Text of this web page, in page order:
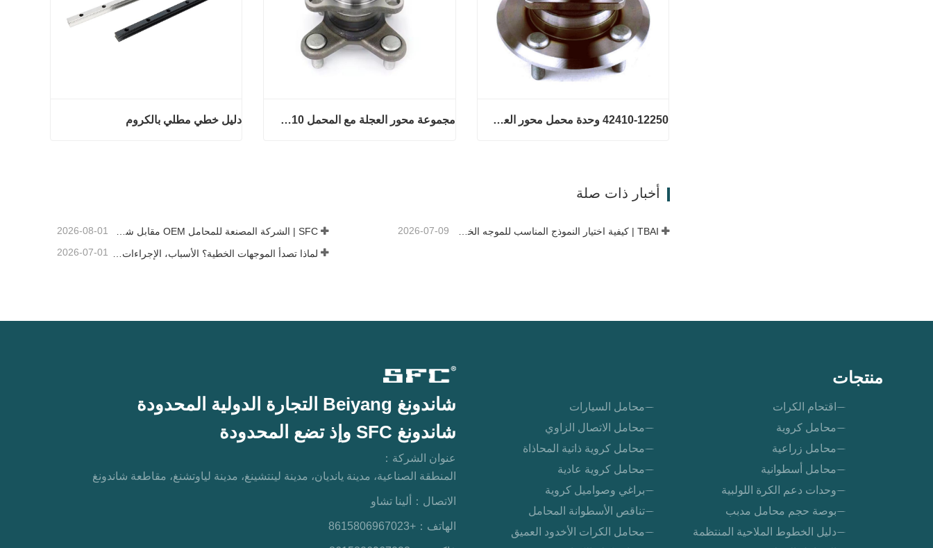
دليل خطي مطلي بالكروم مجموعة محور العجلة مع المحمل 42410-B2050 42410-12250 وحدة محمل محور العجلة الخلفية عالية الجودة
أخبار ذات صلة
SFC | الشركة المصنعة للمحامل OEM مقابل شركة التجارة 2026-08-01 TBAI | كيفية اختيار النموذج المناسب للموجه الخطي؟ 2026-07-09
2026-07-01
شاندونغ Beiyang التجارة الدولية المحدودة
شاندونغ SFC وإذ تضع المحدودة
عنوان الشركة：
المنطقة الصناعية، مدينة يانديان، مدينة لينتشينغ، مدينة لياوتشنغ، مقاطعة شاندونغ
الاتصال： ألينا تشاو
الهاتف： +8615806967023
منتجات
محامل السيارات
اقتحام الكرات
محامل الاتصال الزاوي
محامل كروية
محامل كروية ذاتية المحاذاة
محامل زراعية
محامل كروية عادية
محامل أسطوانية
براغي وصواميل كروية
وحدات دعم الكرة اللولبية
تناقص الأسطوانة المحامل
بوصة حجم محامل مدبب
محامل الكرات الأخدود العميق
دليل الخطوط الملاحية المنتظمة